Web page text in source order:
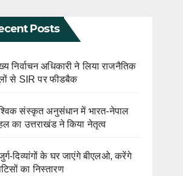
Posts
निर्वाचन अधिकारी ने लिया राजनैतिक
से SIR पर फीडबैक
संस्कृत अनुसंधान में भारत-नेपाल
का उत्तराखंड ने किया नेतृत्व
दिव्यांगों के घर जाएंगे बीएलओ, करेंगे
का निस्तारण